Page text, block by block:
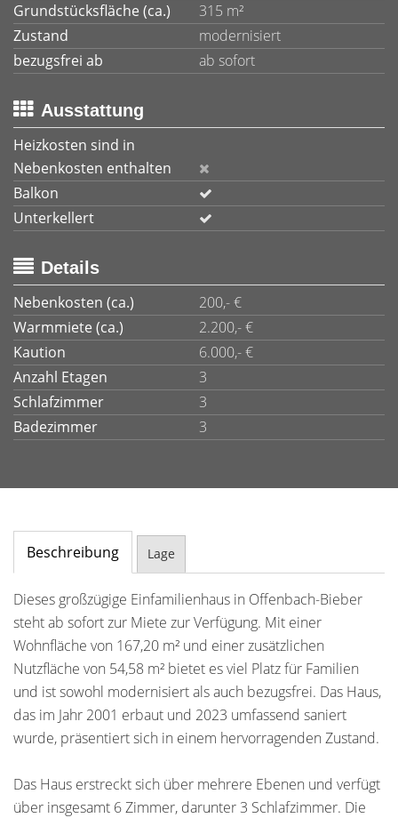
Grundstücksfläche (ca.)
315 m²
Zustand
modernisiert
bezugsfrei ab
ab sofort
Ausstattung
Heizkosten sind in
Nebenkosten enthalten
Balkon
Unterkellert
Details
Nebenkosten (ca.)
200,- €
Warmmiete (ca.)
2.200,- €
Kaution
6.000,- €
Anzahl Etagen
3
Schlafzimmer
3
Badezimmer
3
Beschreibung Lage
Dieses großzügige Einfamilienhaus in Offenbach-Bieber
steht ab sofort zur Miete zur Verfügung. Mit einer
Wohnfläche von 167,20 m² und einer zusätzlichen
Nutzfläche von 54,58 m² bietet es viel Platz für Familien
und ist sowohl modernisiert als auch bezugsfrei. Das Haus,
das im Jahr 2001 erbaut und 2023 umfassend saniert
wurde, präsentiert sich in einem hervorragenden Zustand.
Das Haus erstreckt sich über mehrere Ebenen und verfügt
über insgesamt 6 Zimmer, darunter 3 Schlafzimmer. Die